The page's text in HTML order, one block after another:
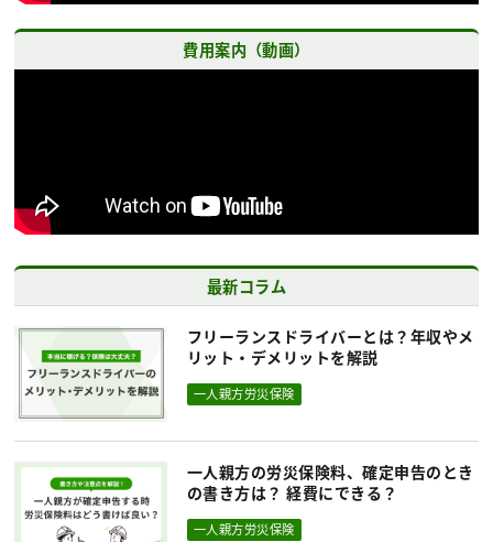
費用案内（動画）
最新コラム
フリーランスドライバーとは？年収やメ
リット・デメリットを解説
一人親方労災保険
一人親方の労災保険料、確定申告のとき
の書き方は？ 経費にできる？
一人親方労災保険